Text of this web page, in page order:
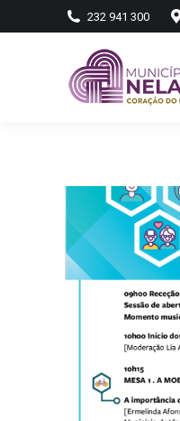
232 941 300